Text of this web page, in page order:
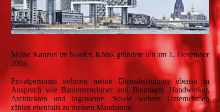
Meine Kanzlei im Norden Kölns gründete ich am 1. Dezember
2003.
Privatpersonen nehmen meine Dienstleistungen ebenso in
Anspruch wie Bauunternehmer und Bauträger, Handwerker,
Architekten und Ingenieure. Sowie weitere Unternehmen
zählen ebenfalls zu meinen Mandanten.